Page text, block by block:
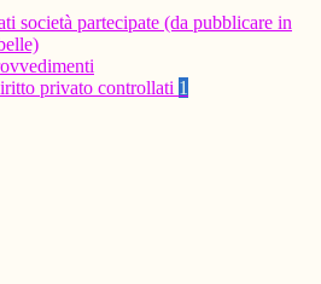
società partecipate (da pubblicare in
privato controllati 1